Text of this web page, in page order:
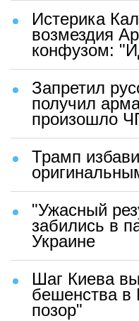
Истерика
возмездия
конфузом:
Запретил
получил
произошло
Трамп
"Ужасный
забились в
Украине
Шаг Киева
бешенства в
позор"